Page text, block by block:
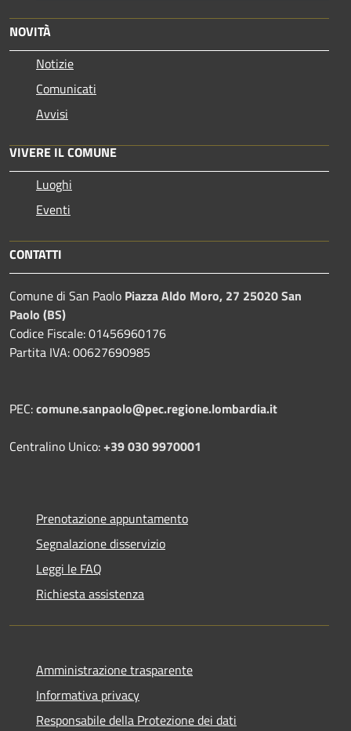
NOVITÀ
Notizie
Comunicati
Avvisi
VIVERE IL COMUNE
Luoghi
Eventi
CONTATTI
Comune di San Paolo Piazza Aldo Moro, 27 25020 San
Paolo (BS)
Codice Fiscale: 01456960176
Partita IVA: 00627690985
PEC:comune.sanpaolo@pec.regione.lombardia.it
Centralino Unico:+39 030 9970001
Prenotazione appuntamento
Segnalazione disservizio
Leggi le FAQ
Richiesta assistenza
Amministrazione trasparente
Informativa privacy
Responsabile della Protezione dei dati